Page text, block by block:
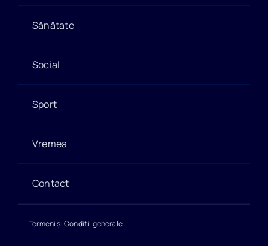
Sănătate
Social
Sport
Vremea
Contact